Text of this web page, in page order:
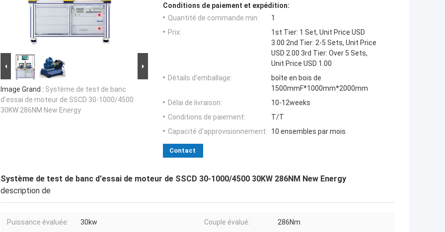
Image Grand : Système de test de banc
d'essai de moteur de SSCD 30-1000/4500
30KW 286NM New Energy
Conditions de paiement et expédition:
Quantité de commande min:
1
Prix:
1st Tier: 1 Set, Unit Price USD
3.00 2nd Tier: 2-5 Sets, Unit Price
USD 2.00 3rd Tier: Over 5 Sets,
Unit Price USD 1.00
Détails d'emballage:
boîte en bois de
1500mmF*1000mm*2000mm
Délai de livraison:
10-12weeks
Conditions de paiement:
T/T
Capacité d'approvisionnement:
10 ensembles par mois
Contact
Système de test de banc d'essai de moteur de SSCD 30-1000/4500 30KW 286NM New Energy
description de
Puissance évaluée: 30kw Couple évalué: 286Nm